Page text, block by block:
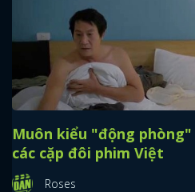
Muôn kiểu "động
các cặp đôi phim Việt
Roses